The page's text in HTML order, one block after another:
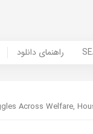
راهنمای دانلود
Across Welfare,